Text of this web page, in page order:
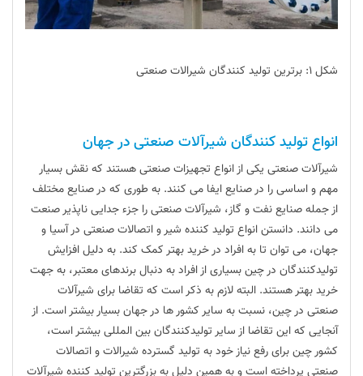
شکل ۱: برترین تولید کنندگان شیرالات صنعتی
انواع تولید کنندگان شیرآلات صنعتی در جهان
شیرآلات صنعتی یکی از انواع تجهیزات صنعتی هستند که نقش بسیار
مهم و اساسی را در صنایع ایفا می کنند. به طوری که در صنایع مختلف
از جمله صنایع نفت و گاز، شیرآلات صنعتی را جزء جدایی ناپذیر صنعت
می دانند. دانستن انواع تولید کننده شیر و اتصالات صنعتی در آسیا و
جهان، می توان تا به افراد در خرید بهتر کمک کند. به دلیل افزایش
تولیدکنندگان در چین بسیاری از افراد به دنبال برندهای معتبر، به جهت
خرید بهتر هستند. البته لازم به ذکر است که تقاضا برای شیرآلات
صنعتی در چین، نسبت به سایر کشور ها در جهان بسیار بیشتر است. از
آنجایی که این تقاضا از سایر تولیدکنندگان بین المللی بیشتر است،
کشور چین برای رفع نیاز خود به تولید گسترده شیرالات و اتصالات
صنعتی پرداخته است و به همین دلیل به بزرگترین تولید کننده شیرآلات